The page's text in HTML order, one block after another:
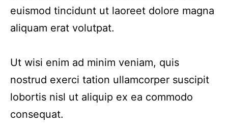
euismod tincidunt ut laoreet dolore magna
aliquam erat volutpat.
Ut wisi enim ad minim veniam, quis
nostrud exerci tation ullamcorper suscipit
lobortis nisl ut aliquip ex ea commodo
consequat.